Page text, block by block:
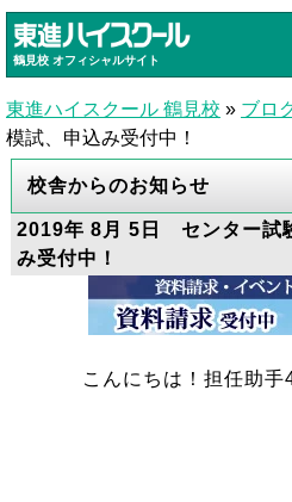
鶴見校 オフィシャルサイト
東進ハイスクール 鶴見校 » ブロ
模試、申込み受付中！
校舎からのお知らせ
2019年 8月 5日 センター試
み受付中！
こんにちは！担任助手